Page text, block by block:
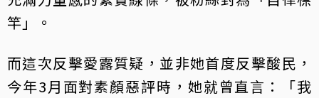
竿」。
而這次反擊愛露質疑，並非她首度反擊酸民，
今年3月面對素顏惡評時，她就曾直言：「我